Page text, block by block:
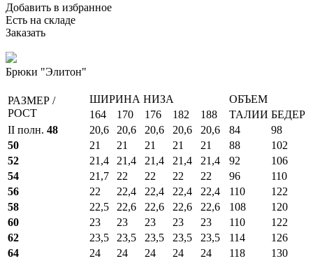
Добавить в избранное
Есть на складе
Заказать
Брюки "Элитон"
РАЗМЕР /
РОСТ
ШИРИНА НИЗА
ОБЪЕМ
164
170 176 182 188 ТАЛИИ БЕДЕР
II полн. 48 20,6 20,6 20,6 20,6 20,6 84
98
50
21 21 21 21 21 88
102
52
21,4 21,4 21,4 21,4 21,4 92
106
54
21,7 22 22 22 22 96
110
56
22 22,4 22,4 22,4 22,4 110
122
58
22,5 22,6 22,6 22,6 22,6 108
120
60
23 23 23 23 23 110
122
62
23,5 23,5 23,5 23,5 23,5 114
126
64
24 24 24 24 24 118
130